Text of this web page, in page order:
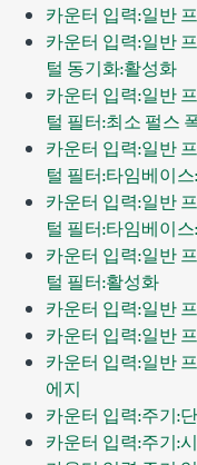
카운터 입력:일반
카운터 입력:일반
털 동기화:활성화
카운터 입력:일반
털 필터:최소 펄스
카운터 입력:일반
털 필터:타임베이
카운터 입력:일반
털 필터:타임베이
카운터 입력:일반
털 필터:활성화
카운터 입력:일반
카운터 입력:일반
카운터 입력:일반
에지
카운터 입력:주기:
카운터 입력:주기: